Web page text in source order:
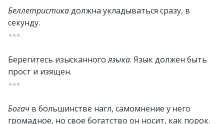
Беллетристикадолжна укладываться сразу, в
секунду.
***
Берегитесь изысканногоязыка. Язык должен быть
прост и изящен.
***
Богач в большинстве нагл, самомнение у него
громадное, но свое богатство он носит, как порок.